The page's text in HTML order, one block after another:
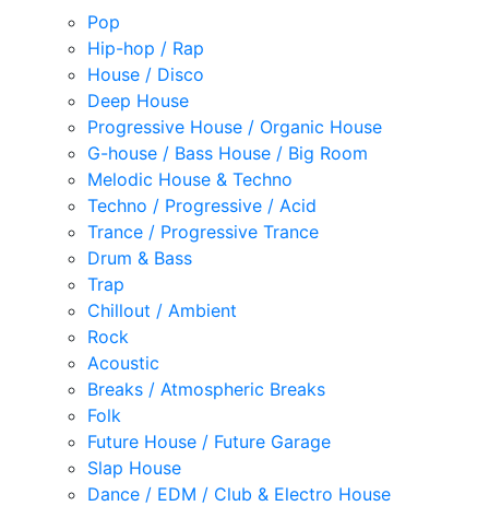
Pop
Hip-hop / Rap
House / Disco
Deep House
Progressive House / Organic House
G-house / Bass House / Big Room
Melodic House & Techno
Techno / Progressive / Acid
Trance / Progressive Trance
Drum & Bass
Trap
Chillout / Ambient
Rock
Acoustic
Breaks / Atmospheric Breaks
Folk
Future House / Future Garage
Slap House
Dance / EDM / Club & Electro House